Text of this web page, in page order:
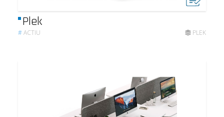
Plek
#ACTIU PLEK